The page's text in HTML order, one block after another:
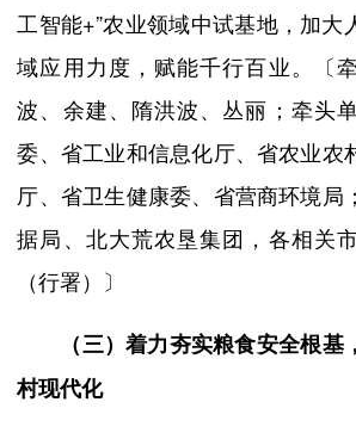
工智能+”农业领域中试基地，加大
域应用力度，赋能千行百业。〔
波、余建、隋洪波、丛丽；牵头
委、省工业和信息化厅、省农业农
厅、省卫生健康委、省营商环境局
据局、北大荒农垦集团，各相关
（行署）〕
（三）着力夯实粮食安全根
村现代化